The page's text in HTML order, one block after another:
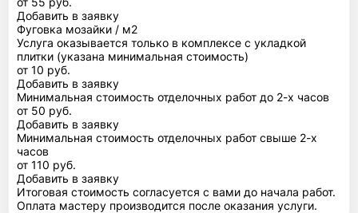
Добавить в заявку
Фуговка мозайки / м2
Услуга оказывается только в комплексе с укладкой
плитки (указана минимальная стоимость)
от 10 руб.
Добавить в заявку
Минимальная стоимость отделочных работ до 2-х часов
от 50 руб.
Добавить в заявку
Минимальная стоимость отделочных работ свыше 2-х
часов
от 110 руб.
Добавить в заявку
Итоговая стоимость согласуется с вами до начала работ.
Оплата мастеру производится после оказания услуги.